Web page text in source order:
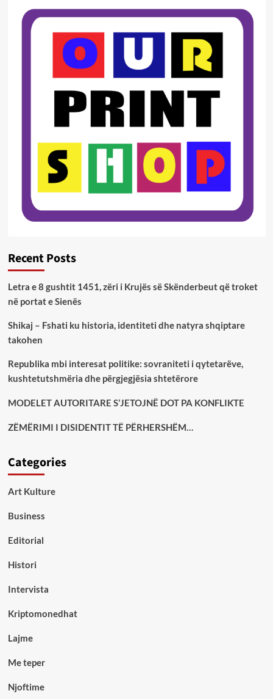
Recent Posts
Letra e 8 gushtit 1451, zëri i Krujës së Skënderbeut që troket
në portat e Sienës
Shikaj – Fshati ku historia, identiteti dhe natyra shqiptare
takohen
Republika mbi interesat politike: sovraniteti i qytetarëve,
kushtetutshmëria dhe përgjegjësia shtetërore
MODELET AUTORITARE S’JETOJNË DOT PA KONFLIKTE
ZËMËRIMI I DISIDENTIT TË PËRHERSHËM…
Categories
Art Kulture
Business
Editorial
Histori
Intervista
Kriptomonedhat
Lajme
Me teper
Njoftime